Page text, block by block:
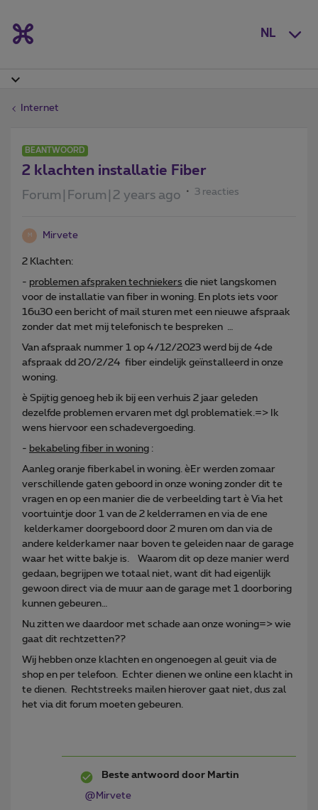
NL
Internet
BEANTWOORD
2 klachten installatie Fiber
Forum|Forum|2 years ago 3 reacties
M Mirvete
2 Klachten:
- problemen afspraken techniekers die niet langskomen
voor de installatie van fiber in woning. En plots iets voor
16u30 een bericht of mail sturen met een nieuwe afspraak
zonder dat met mij telefonisch te bespreken …
Van afspraak nummer 1 op 4/12/2023 werd bij de 4de
afspraak dd 20/2/24 fiber eindelijk geïnstalleerd in onze
woning.
è Spijtig genoeg heb ik bij een verhuis 2 jaar geleden
dezelfde problemen ervaren met dgl problematiek.=> Ik
wens hiervoor een schadevergoeding.
- bekabeling fiber in woning :
Aanleg oranje fiberkabel in woning. èEr werden zomaar
verschillende gaten geboord in onze woning zonder dit te
vragen en op een manier die de verbeelding tart è Via het
voortuintje door 1 van de 2 kelderramen en via de ene
kelderkamer doorgeboord door 2 muren om dan via de
andere kelderkamer naar boven te geleiden naar de garage
waar het witte bakje is. Waarom dit op deze manier werd
gedaan, begrijpen we totaal niet, want dit had eigenlijk
gewoon direct via de muur aan de garage met 1 doorboring
kunnen gebeuren…
Nu zitten we daardoor met schade aan onze woning=> wie
gaat dit rechtzetten??
Wij hebben onze klachten en ongenoegen al geuit via de
shop en per telefoon. Echter dienen we online een klacht in
te dienen. Rechtstreeks mailen hierover gaat niet, dus zal
het via dit forum moeten gebeuren.
Beste antwoord door Martin
@Mirvete